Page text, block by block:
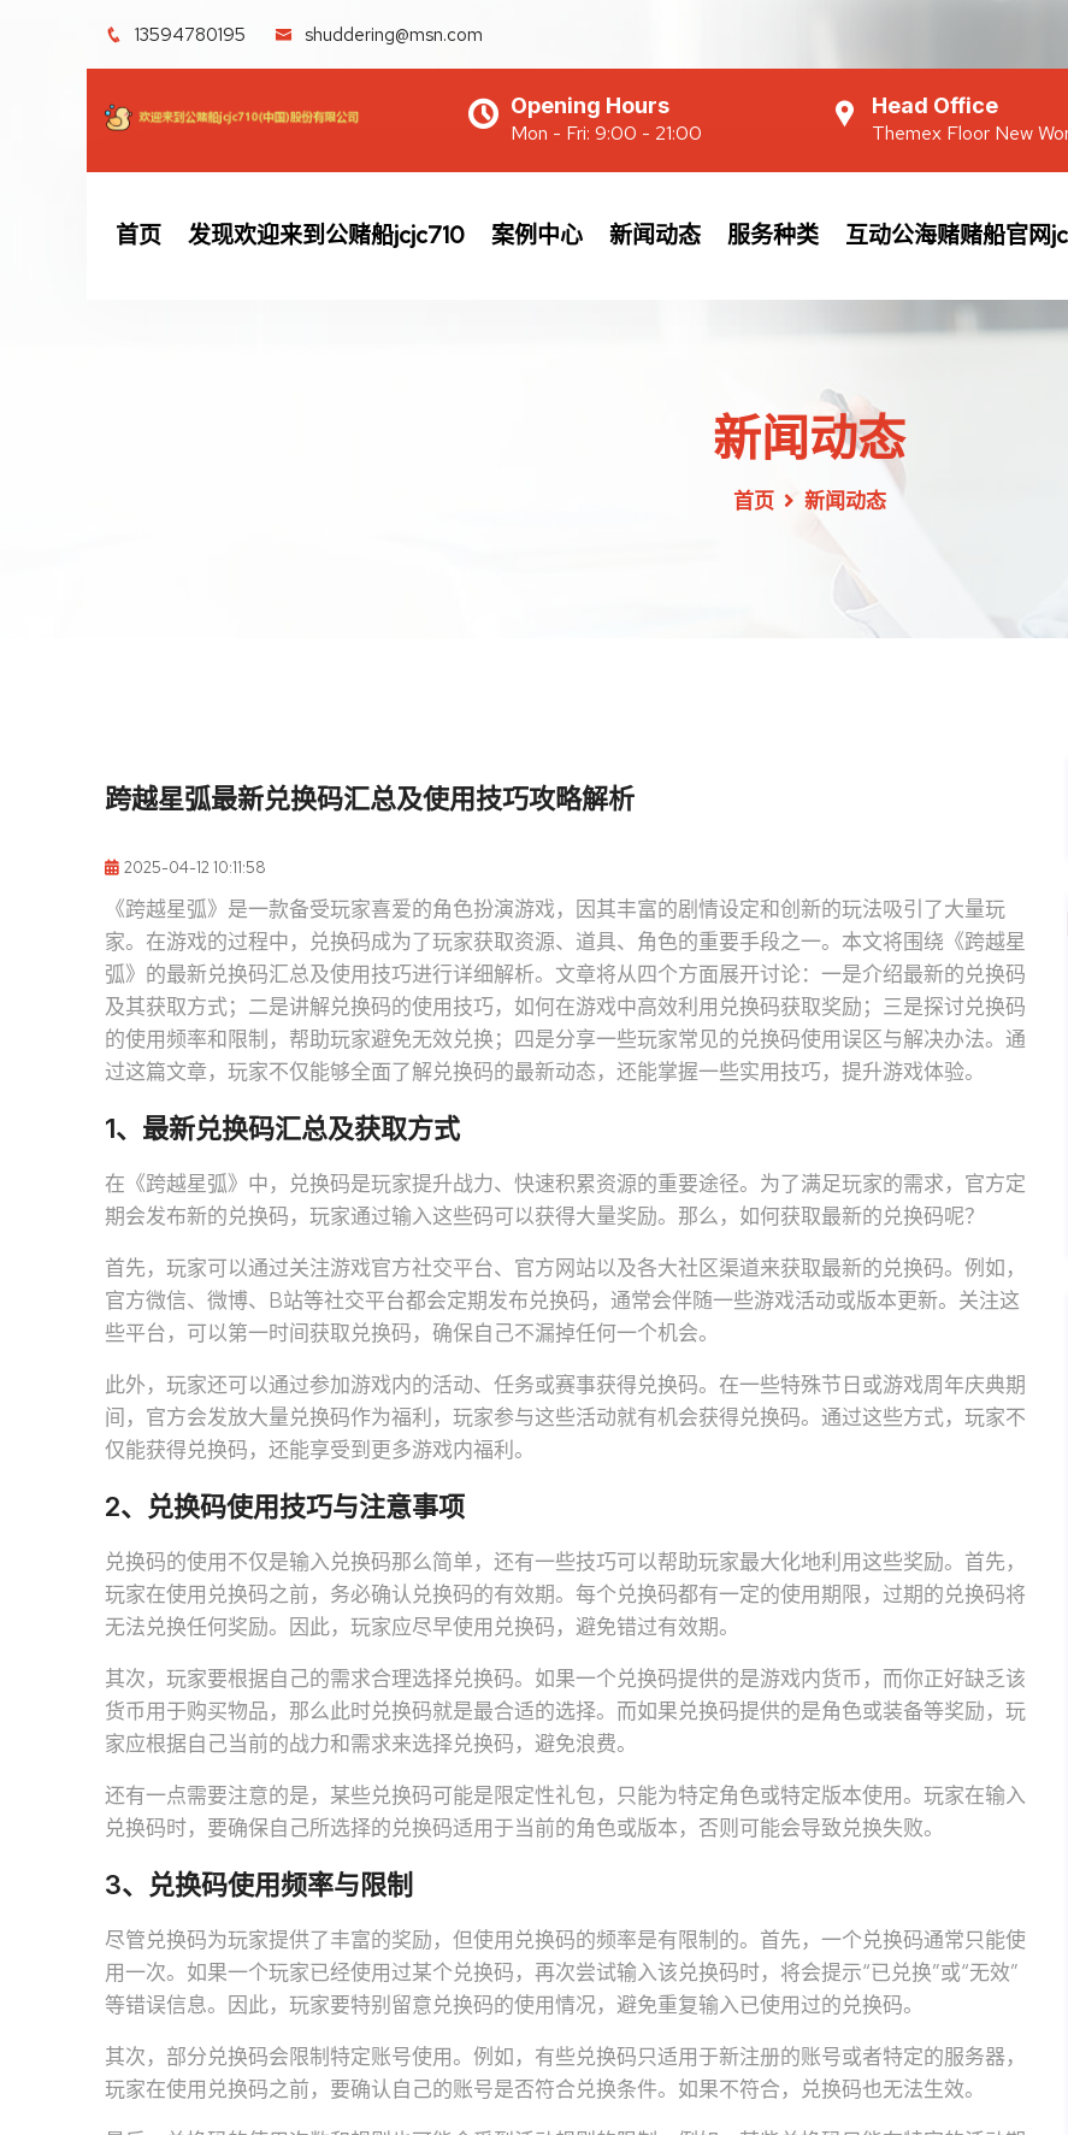
13594780195 shuddering@msn.com
Opening Hours
Mon - Fri: 9:00 - 21:00
Head Office
Themex Floor New
首页 发现欢迎来到公赌船jcjc710 案例中心 新闻动态 服务种类 互动公海赌赌船官网
新闻动态
首页 新闻动态
跨越星弧最新兑换码汇总及使用技巧攻略解析
2025-04-12 10:11:58
《跨越星弧》是一款备受玩家喜爱的角色扮演游戏，因其丰富的剧情设定和创新的玩法吸引了大量玩
家。在游戏的过程中，兑换码成为了玩家获取资源、道具、角色的重要手段之一。本文将围绕《跨越星
弧》的最新兑换码汇总及使用技巧进行详细解析。文章将从四个方面展开讨论：一是介绍最新的兑换码
及其获取方式；二是讲解兑换码的使用技巧，如何在游戏中高效利用兑换码获取奖励；三是探讨兑换码
的使用频率和限制，帮助玩家避免无效兑换；四是分享一些玩家常见的兑换码使用误区与解决办法。通
过这篇文章，玩家不仅能够全面了解兑换码的最新动态，还能掌握一些实用技巧，提升游戏体验。
1、最新兑换码汇总及获取方式
在《跨越星弧》中，兑换码是玩家提升战力、快速积累资源的重要途径。为了满足玩家的需求，官方定
期会发布新的兑换码，玩家通过输入这些码可以获得大量奖励。那么，如何获取最新的兑换码呢？
首先，玩家可以通过关注游戏官方社交平台、官方网站以及各大社区渠道来获取最新的兑换码。例如，
官方微信、微博、B站等社交平台都会定期发布兑换码，通常会伴随一些游戏活动或版本更新。关注这
些平台，可以第一时间获取兑换码，确保自己不漏掉任何一个机会。
此外，玩家还可以通过参加游戏内的活动、任务或赛事获得兑换码。在一些特殊节日或游戏周年庆典期
间，官方会发放大量兑换码作为福利，玩家参与这些活动就有机会获得兑换码。通过这些方式，玩家不
仅能获得兑换码，还能享受到更多游戏内福利。
2、兑换码使用技巧与注意事项
兑换码的使用不仅是输入兑换码那么简单，还有一些技巧可以帮助玩家最大化地利用这些奖励。首先，
玩家在使用兑换码之前，务必确认兑换码的有效期。每个兑换码都有一定的使用期限，过期的兑换码将
无法兑换任何奖励。因此，玩家应尽早使用兑换码，避免错过有效期。
其次，玩家要根据自己的需求合理选择兑换码。如果一个兑换码提供的是游戏内货币，而你正好缺乏该
货币用于购买物品，那么此时兑换码就是最合适的选择。而如果兑换码提供的是角色或装备等奖励，玩
家应根据自己当前的战力和需求来选择兑换码，避免浪费。
还有一点需要注意的是，某些兑换码可能是限定性礼包，只能为特定角色或特定版本使用。玩家在输入
兑换码时，要确保自己所选择的兑换码适用于当前的角色或版本，否则可能会导致兑换失败。
3、兑换码使用频率与限制
尽管兑换码为玩家提供了丰富的奖励，但使用兑换码的频率是有限制的。首先，一个兑换码通常只能使
用一次。如果一个玩家已经使用过某个兑换码，再次尝试输入该兑换码时，将会提示“已兑换”或“无效”
等错误信息。因此，玩家要特别留意兑换码的使用情况，避免重复输入已使用过的兑换码。
其次，部分兑换码会限制特定账号使用。例如，有些兑换码只适用于新注册的账号或者特定的服务器，
玩家在使用兑换码之前，要确认自己的账号是否符合兑换条件。如果不符合，兑换码也无法生效。